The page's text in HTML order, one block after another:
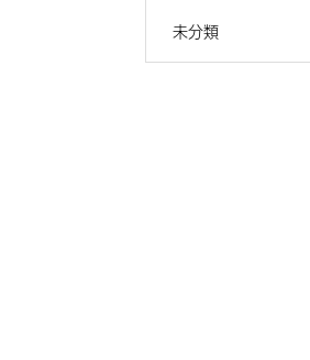
未分類